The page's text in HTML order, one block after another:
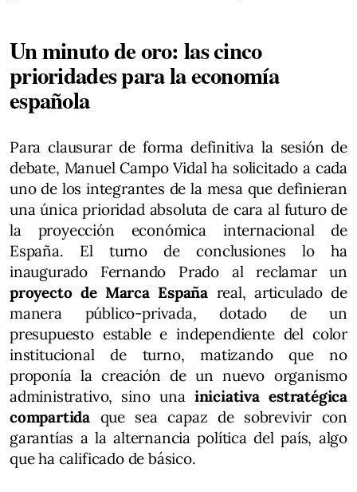
Un minuto de oro: las cinco
prioridades para la economía
española
Para clausurar de forma definitiva la sesión de
debate, Manuel Campo Vidal ha solicitado a cada
uno de los integrantes de la mesa que definieran
una única prioridad absoluta de cara al futuro de
la proyección económica internacional de
España. El turno de conclusiones lo ha
inaugurado Fernando Prado al reclamar un
proyecto de Marca España real, articulado de
manera público-privada, dotado de un
presupuesto estable e independiente del color
institucional de turno, matizando que no
proponía la creación de un nuevo organismo
administrativo, sino una iniciativa estratégica
compartida que sea capaz de sobrevivir con
garantías a la alternancia política del país, algo
que ha calificado de básico.